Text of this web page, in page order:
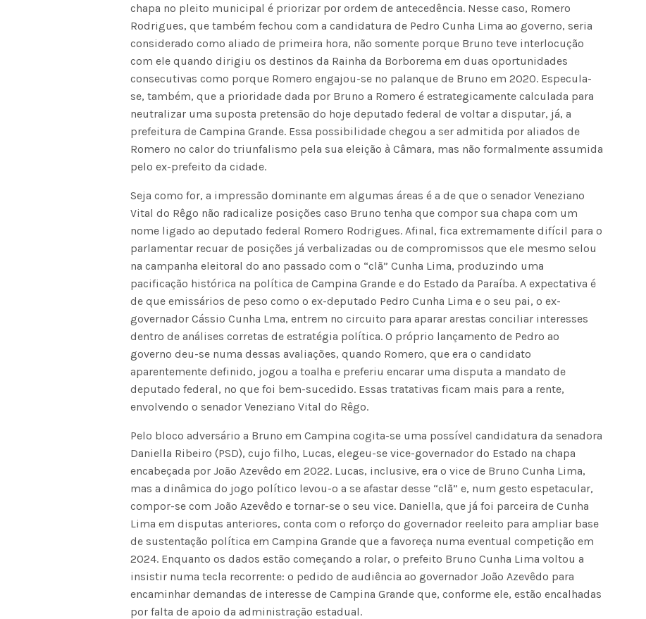
chapa no pleito municipal é priorizar por ordem de antecedência. Nesse caso, Romero
Rodrigues, que também fechou com a candidatura de Pedro Cunha Lima ao governo, seria
considerado como aliado de primeira hora, não somente porque Bruno teve interlocução
com ele quando dirigiu os destinos da Rainha da Borborema em duas oportunidades
consecutivas como porque Romero engajou-se no palanque de Bruno em 2020. Especula-
se, também, que a prioridade dada por Bruno a Romero é estrategicamente calculada para
neutralizar uma suposta pretensão do hoje deputado federal de voltar a disputar, já, a
prefeitura de Campina Grande. Essa possibilidade chegou a ser admitida por aliados de
Romero no calor do triunfalismo pela sua eleição à Câmara, mas não formalmente assumida
pelo ex-prefeito da cidade.
Seja como for, a impressão dominante em algumas áreas é a de que o senador Veneziano
Vital do Rêgo não radicalize posições caso Bruno tenha que compor sua chapa com um
nome ligado ao deputado federal Romero Rodrigues. Afinal, fica extremamente difícil para o
parlamentar recuar de posições já verbalizadas ou de compromissos que ele mesmo selou
na campanha eleitoral do ano passado com o “clã” Cunha Lima, produzindo uma
pacificação histórica na política de Campina Grande e do Estado da Paraíba. A expectativa é
de que emissários de peso como o ex-deputado Pedro Cunha Lima e o seu pai, o ex-
governador Cássio Cunha Lma, entrem no circuito para aparar arestas conciliar interesses
dentro de análises corretas de estratégia política. O próprio lançamento de Pedro ao
governo deu-se numa dessas avaliações, quando Romero, que era o candidato
aparentemente definido, jogou a toalha e preferiu encarar uma disputa a mandato de
deputado federal, no que foi bem-sucedido. Essas tratativas ficam mais para a rente,
envolvendo o senador Veneziano Vital do Rêgo.
Pelo bloco adversário a Bruno em Campina cogita-se uma possível candidatura da senadora
Daniella Ribeiro (PSD), cujo filho, Lucas, elegeu-se vice-governador do Estado na chapa
encabeçada por João Azevêdo em 2022. Lucas, inclusive, era o vice de Bruno Cunha Lima,
mas a dinâmica do jogo político levou-o a se afastar desse “clã” e, num gesto espetacular,
compor-se com João Azevêdo e tornar-se o seu vice. Daniella, que já foi parceira de Cunha
Lima em disputas anteriores, conta com o reforço do governador reeleito para ampliar base
de sustentação política em Campina Grande que a favoreça numa eventual competição em
2024. Enquanto os dados estão começando a rolar, o prefeito Bruno Cunha Lima voltou a
insistir numa tecla recorrente: o pedido de audiência ao governador João Azevêdo para
encaminhar demandas de interesse de Campina Grande que, conforme ele, estão encalhadas
por falta de apoio da administração estadual.
Seinfra realiza serviços de tapa-
buraco em quase 50 bairros nesta
quinta-feira
cobranças indevidas: saiba quais são
os seus direitos